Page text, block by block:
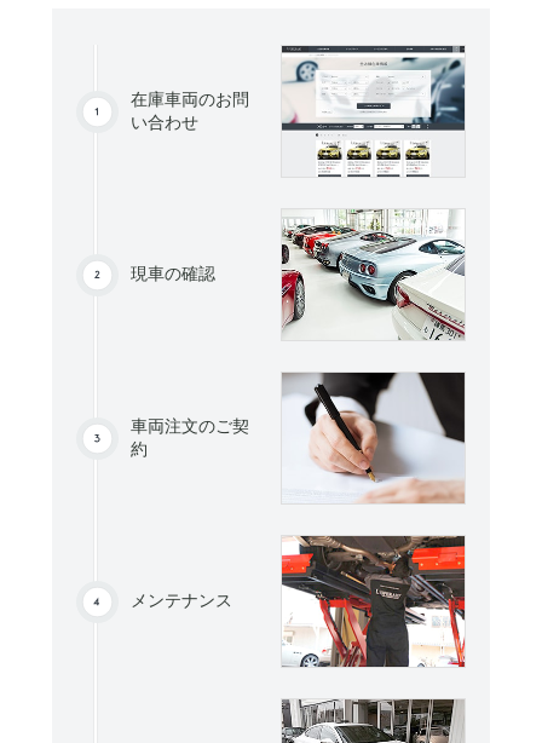
在庫車両のお問
い合わせ
現車の確認
車両注文のご契
約
メンテナンス